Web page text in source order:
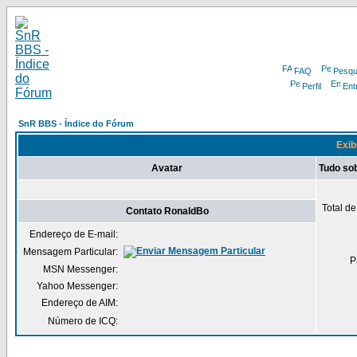
FAQ
Perfil
SnR BBS - Índice do Fórum
Avatar Tudo
Total
Contato RonaldBo
Endereço de E-mail:
Mensagem Particular:
MSN Messenger:
Yahoo Messenger:
Endereço de AIM:
Número de ICQ: